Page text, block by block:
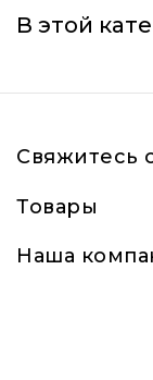
В этой
Свяжитесь
Товары
Наша